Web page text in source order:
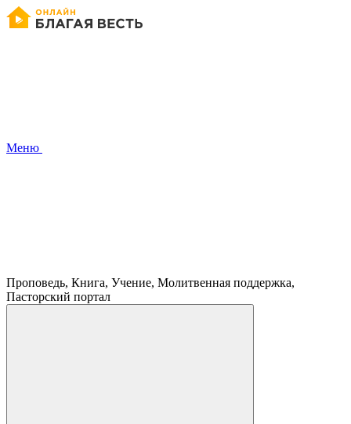
Меню
Проповедь, Книга, Учение, Молитвенная поддержка,
Пасторский портал